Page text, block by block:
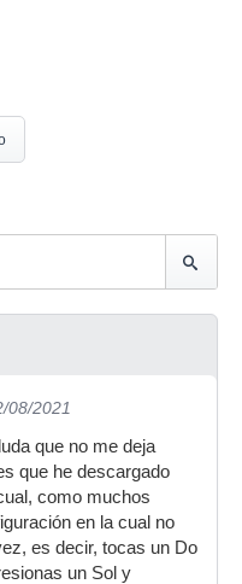
08/2021
que no me deja
que he descargado
como muchos
en la cual no
es decir, tocas un Do
un Sol y